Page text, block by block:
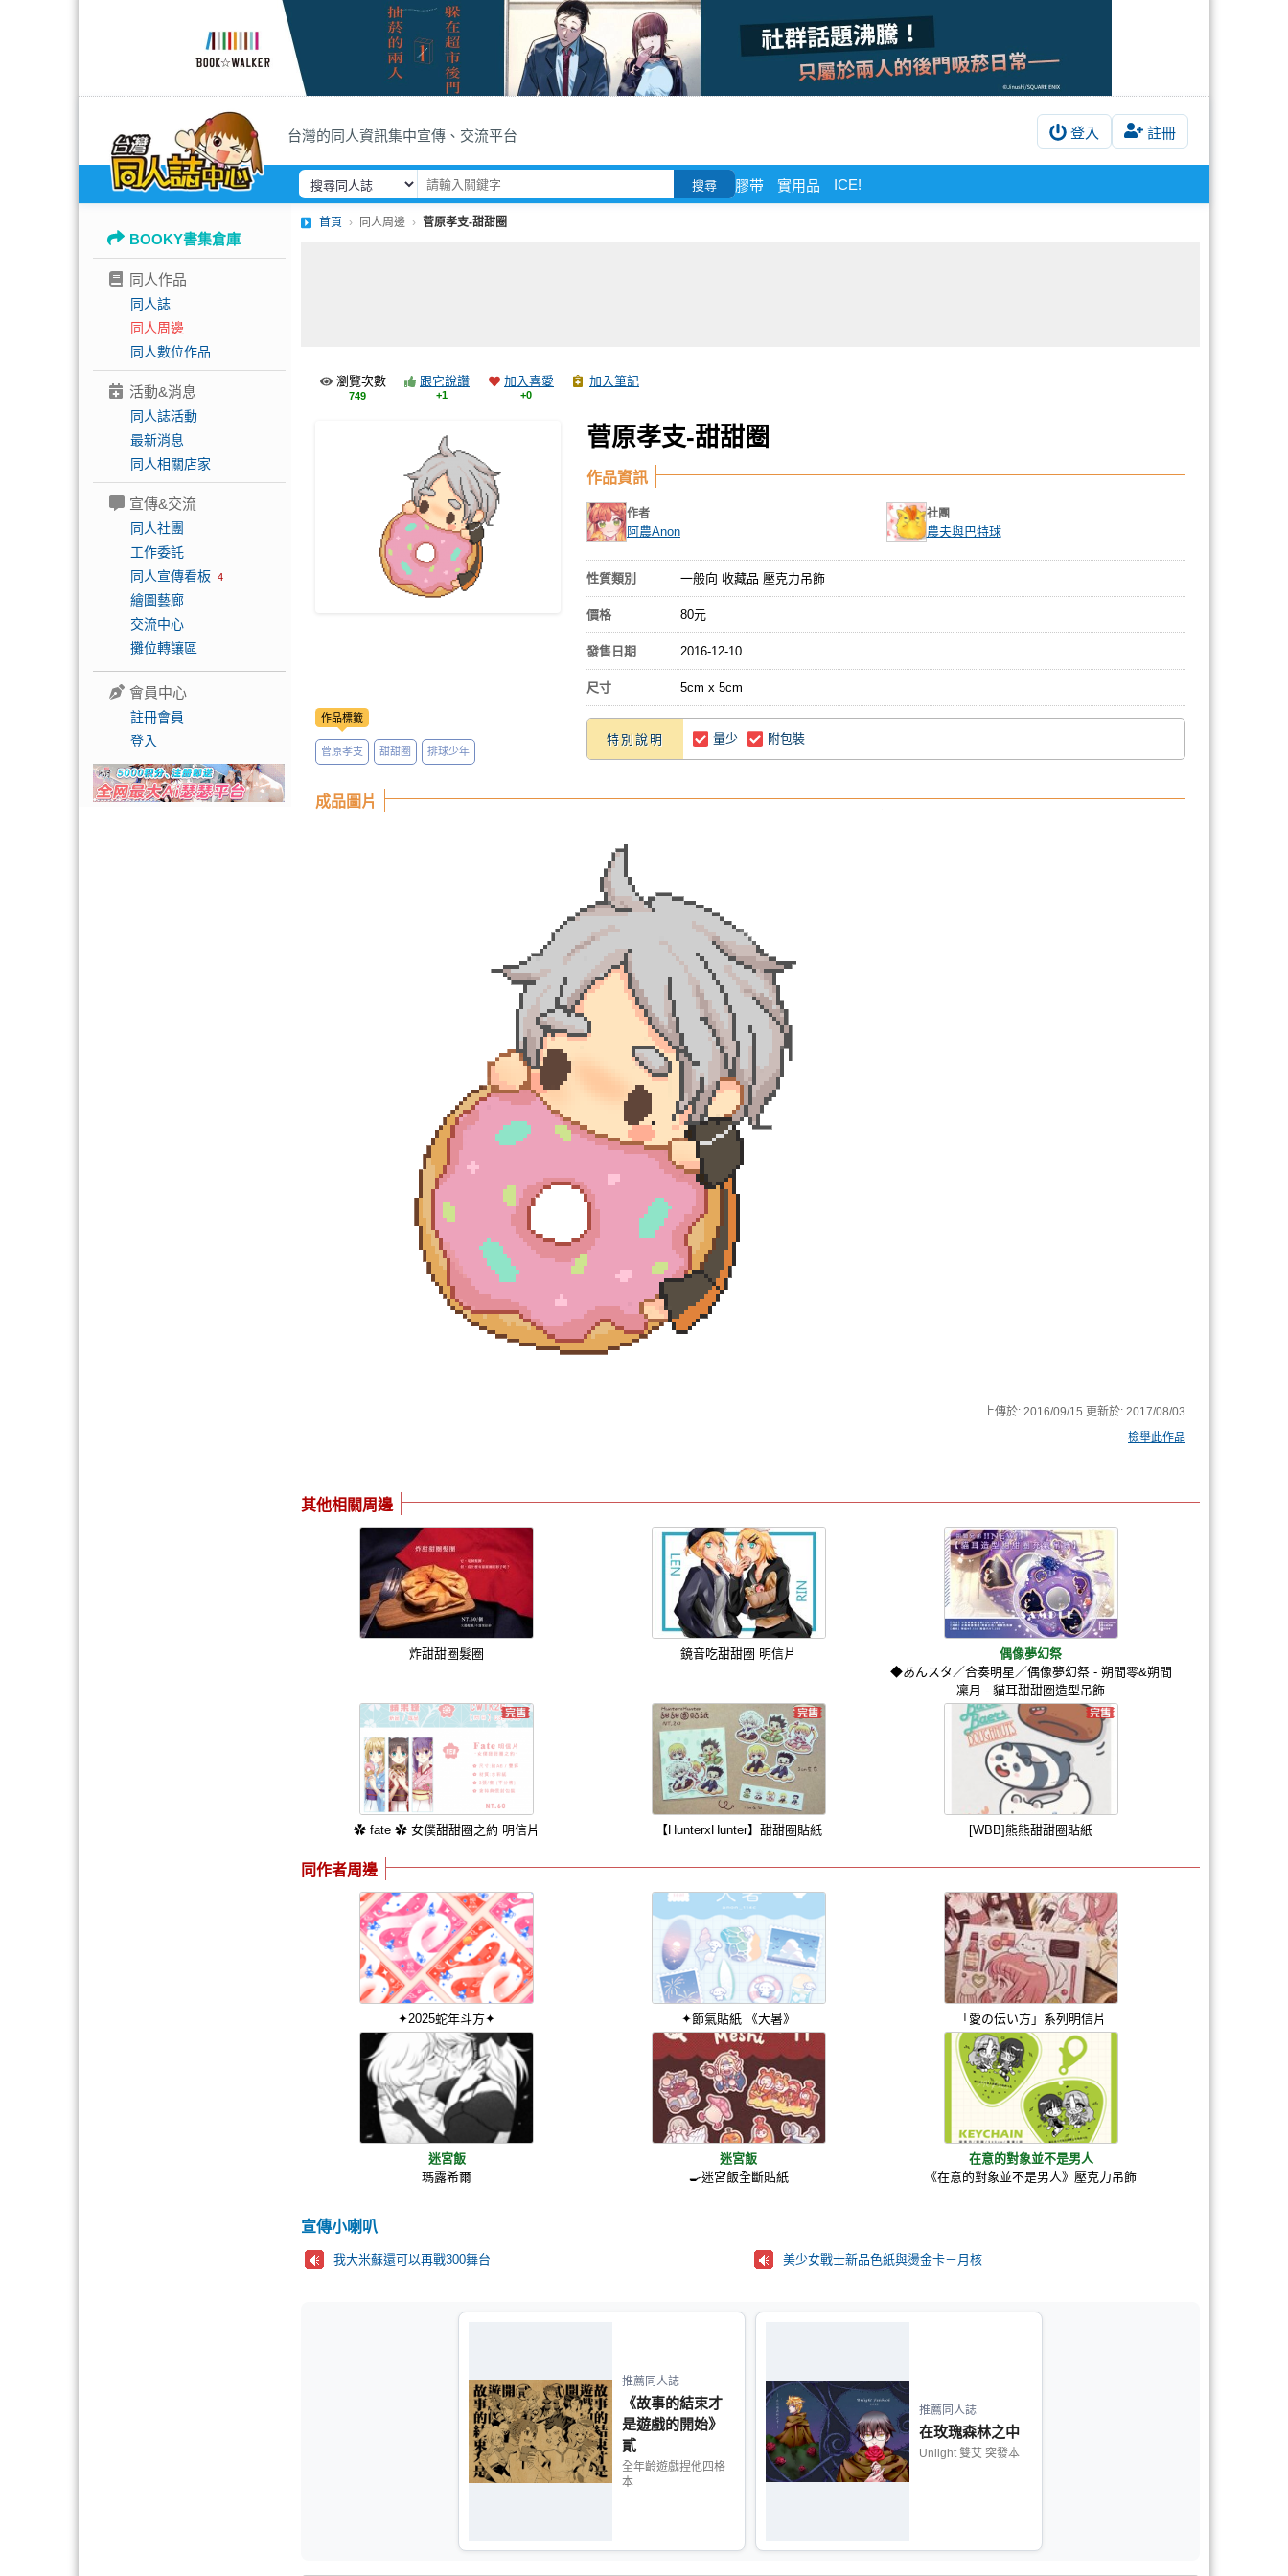
台灣的同人資訊集中宣傳、交流平台 登入 註冊
搜尋 膠带 實用品 ICE!
BOOKY書集倉庫
同人作品
同人誌
同人周邊
同人數位作品
活動&消息
同人誌活動
最新消息
同人相關店家
宣傳&交流
同人社團
工作委託
同人宣傳看板 4
繪圖藝廊
交流中心
攤位轉讓區
會員中心
註冊會員
登入
首頁 同人周邊 菅原孝支-甜甜圈
瀏覽次數
749
跟它說讚
+1
加入喜愛
+0
加入筆記
菅原孝支-甜甜圈
作品標籤
菅原孝支 甜甜圈 排球少年
作品資訊
作者
阿農Anon
社團
農夫與巴特球
性質類別 一般向 收藏品 壓克力吊飾
價格 80元
發售日期 2016-12-10
尺寸 5cm x 5cm
特別說明 量少 附包裝
成品圖片
上傳於: 2016/09/15 更新於: 2017/08/03
檢舉此作品
其他相關周邊
炸甜甜圈髮圈 鏡音吃甜甜圈 明信片
偶像夢幻祭
◆あんスタ／合奏明星／偶像夢幻祭 - 朔間零&朔間
凜月 - 貓耳甜甜圈造型吊飾
✿ fate ✿ 女僕甜甜圈之約 明信片 【HunterxHunter】甜甜圈貼紙 [WBB]熊熊甜甜圈貼紙
同作者周邊
✦2025蛇年斗方✦ ✦節氣貼紙 《大暑》 「愛の伝い方」系列明信片
迷宮飯
瑪露希爾
迷宮飯
🍳迷宮飯全斷貼紙
在意的對象並不是男人
《在意的對象並不是男人》壓克力吊飾
宣傳小喇叭
我大米蘇還可以再戰300舞台 美少女戰士新品色紙與燙金卡－月核
推薦同人誌
《故事的結束才
是遊戲的開始》
貳
全年齡遊戲捏他四格
本
推薦同人誌
在玫瑰森林之中
Unlight 雙艾 突發本